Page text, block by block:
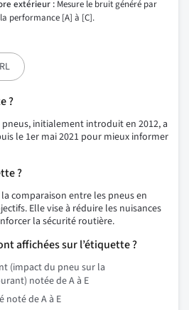
extérieur : Mesure le bruit généré par
performance [A] à [C].
?
pneus, initialement introduit en 2012, a
le 1er mai 2021 pour mieux informer
?
comparaison entre les pneus en
Elle vise à réduire les nuisances
la sécurité routière.
affichées sur l’étiquette ?
(impact du pneu sur la
notée de A à E
noté de A à E